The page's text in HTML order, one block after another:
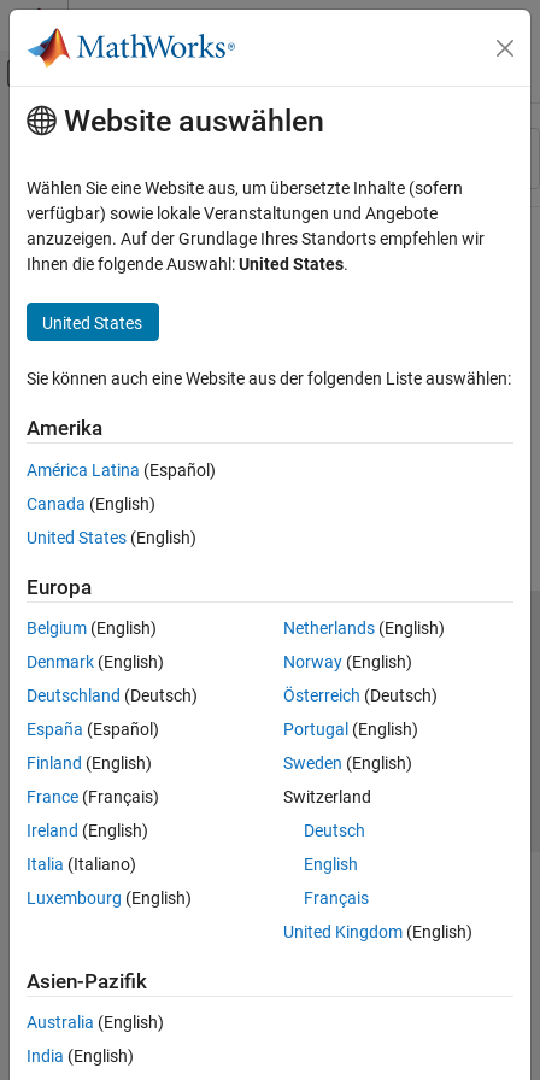
Weiter zum Inhalt
Umschaltung für Off-Canvas-
Ressource
Hauptinhalt
Website auswählen
Wählen Sie eine Website aus, um übersetzte Inhalte (sofern
verfügbar) sowie lokale Veranstaltungen und Angebote
anzuzeigen. Auf der Grundlage Ihres Standorts empfehlen wir
Ihnen die folgende Auswahl:United States.
United States
Sie können auch eine Website aus der folgenden Liste auswählen:
Amerika
América Latina (Español)
Canada (English)
United States (English)
Europa
Belgium (English)
Denmark (English)
Deutschland (Deutsch)
España (Español)
Finland (English)
France (Français)
Ireland (English)
Italia (Italiano)
Luxembourg (English)
Netherlands(English)
Norway(English)
Österreich (Deutsch)
Portugal (English)
Sweden (English)
Switzerland
Deutsch
English
Français
United Kingdom(English)
Asien-Pazifik
Australia (English)
India (English)
Trust Center
Datenschutz-Richtlinien
Datendiebstahl verhindern
Status von Anwendungen
© 1994-2026 The MathWorks, Inc.
Website auswählen
Deutschland